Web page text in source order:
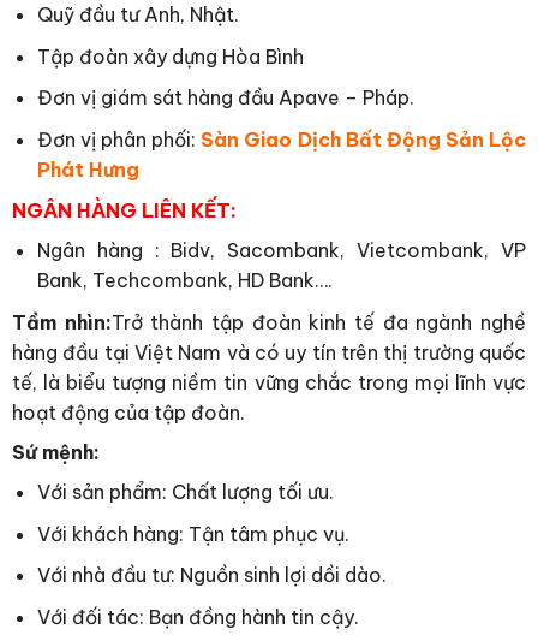
Quỹ đầu tư Anh, Nhật.
Tập đoàn xây dựng Hòa Bình
Đơn vị giám sát hàng đầu Apave – Pháp.
Đơn vị phân phối:Sàn Giao Dịch Bất Động Sản Lộc
Phát Hưng
NGÂN HÀNG LIÊN KẾT:
Ngân hàng : Bidv, Sacombank, Vietcombank, VP
Bank, Techcombank, HD Bank….
Tầm nhìn:Trở thành tập đoàn kinh tế đa ngành nghề
hàng đầu tại Việt Nam và có uy tín trên thị trường quốc
tế, là biểu tượng niềm tin vững chắc trong mọi lĩnh vực
hoạt động của tập đoàn.
Sứ mệnh:
Với sản phẩm: Chất lượng tối ưu.
Với khách hàng: Tận tâm phục vụ.
Với nhà đầu tư: Nguồn sinh lợi dồi dào.
Với đối tác: Bạn đồng hành tin cậy.